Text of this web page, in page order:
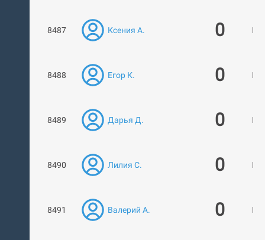
8487 Ксения А. 0
8488 Егор К. 0
8489 Дарья Д. 0
8490 Лилия С. 0
8491 Валерий А. 0